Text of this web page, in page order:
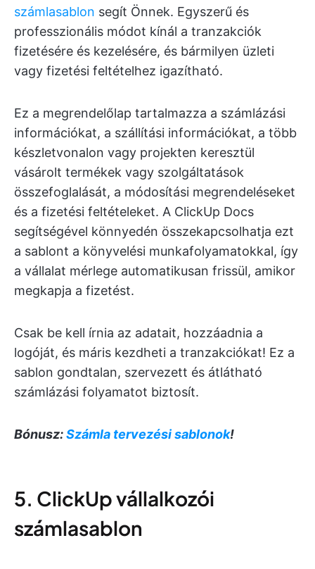
számlasablon segít Önnek. Egyszerű és
professzionális módot kínál a tranzakciók
fizetésére és kezelésére, és bármilyen üzleti
vagy fizetési feltételhez igazítható.
Ez a megrendelőlap tartalmazza a számlázási
információkat, a szállítási információkat, a több
készletvonalon vagy projekten keresztül
vásárolt termékek vagy szolgáltatások
összefoglalását, a módosítási megrendeléseket
és a fizetési feltételeket. A ClickUp Docs
segítségével könnyedén összekapcsolhatja ezt
a sablont a könyvelési munkafolyamatokkal, így
a vállalat mérlege automatikusan frissül, amikor
megkapja a fizetést.
Csak be kell írnia az adatait, hozzáadnia a
logóját, és máris kezdheti a tranzakciókat! Ez a
sablon gondtalan, szervezett és átlátható
számlázási folyamatot biztosít.
Bónusz:Számla tervezési sablonok!
5. ClickUp vállalkozói
számlasablon